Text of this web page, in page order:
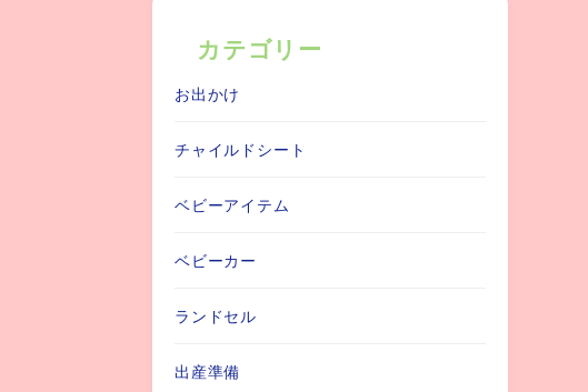
カテゴリー
お出かけ
チャイルドシート
ベビーアイテム
ベビーカー
ランドセル
出産準備